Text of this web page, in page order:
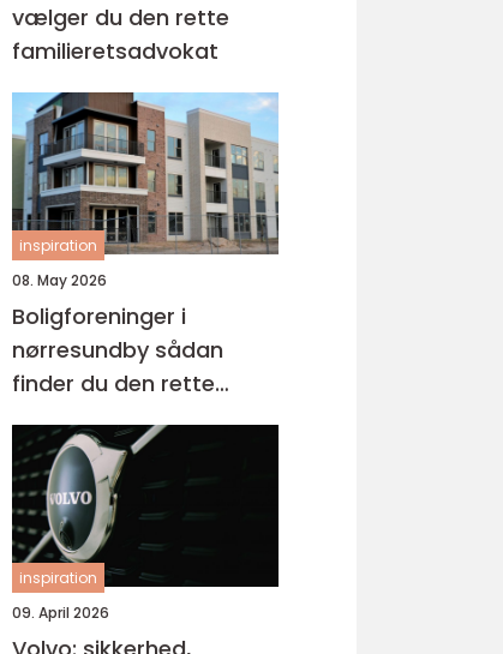
vælger du den rette
familieretsadvokat
inspiration
08. May 2026
Boligforeninger i
nørresundby sådan
finder du den rette
lejebolig
inspiration
09. April 2026